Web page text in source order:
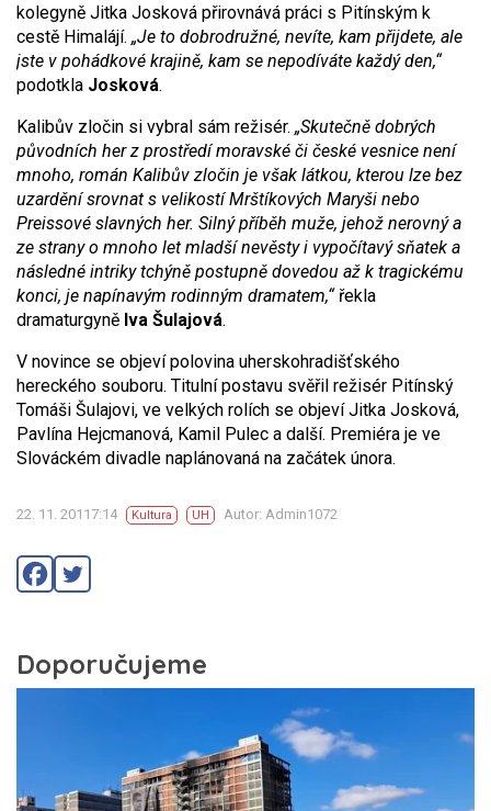
kolegyně Jitka Josková přirovnává práci s Pitínským k
cestě Himalájí. „Je to dobrodružné, nevíte, kam přijdete, ale
jste v pohádkové krajině, kam se nepodíváte každý den,“
podotkla Josková.
Kalibův zločin si vybral sám režisér. „Skutečně dobrých
původních her z prostředí moravské či české vesnice není
mnoho, román Kalibův zločin je však látkou, kterou lze bez
uzardění srovnat s velikostí Mrštíkových Maryši nebo
Preissové slavných her. Silný příběh muže, jehož nerovný a
ze strany o mnoho let mladší nevěsty i vypočítavý sňatek a
následné intriky tchýně postupně dovedou až k tragickému
konci, je napínavým rodinným dramatem,“řekla
dramaturgyně Iva Šulajová.
V novince se objeví polovina uherskohradišťského
hereckého souboru. Titulní postavu svěřil režisér Pitínský
Tomáši Šulajovi, ve velkých rolích se objeví Jitka Josková,
Pavlína Hejcmanová, Kamil Pulec a další. Premiéra je ve
Slováckém divadle naplánovaná na začátek února.
22. 11. 20117:14 Kultura UH Autor: Admin1072